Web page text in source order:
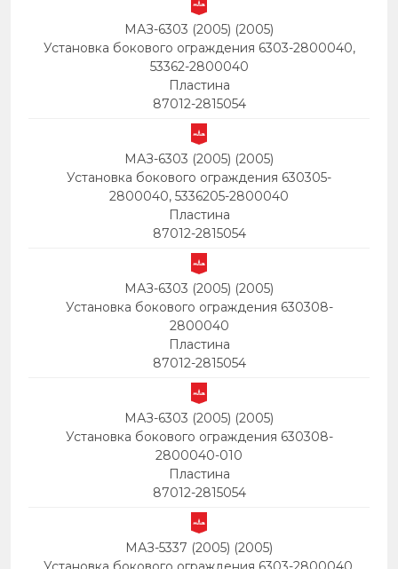
МАЗ-6303 (2005) (2005)
Установка бокового ограждения 6303-2800040,
53362-2800040
Пластина
87012-2815054
МАЗ-6303 (2005) (2005)
Установка бокового ограждения 630305-
2800040, 5336205-2800040
Пластина
87012-2815054
МАЗ-6303 (2005) (2005)
Установка бокового ограждения 630308-
2800040
Пластина
87012-2815054
МАЗ-6303 (2005) (2005)
Установка бокового ограждения 630308-
2800040-010
Пластина
87012-2815054
МАЗ-5337 (2005) (2005)